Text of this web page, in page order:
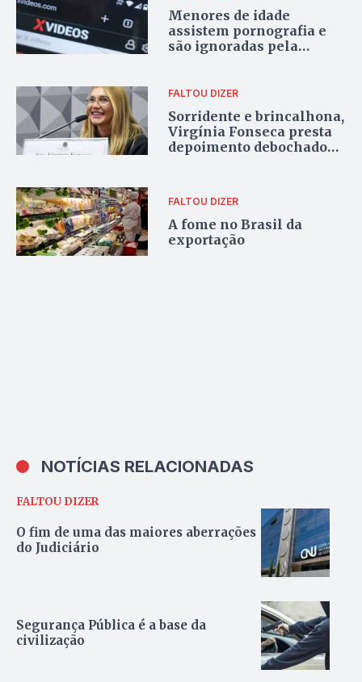
Menores de idade
assistem pornografia e
são ignoradas pela
FALTOU DIZER
Sorridente e brincalhona,
Virgínia Fonseca presta
depoimento debochado
FALTOU DIZER
A fome no Brasil da
exportação
NOTÍCIAS RELACIONADAS
FALTOU DIZER
O fim de uma das maiores aberrações
do Judiciário
Segurança Pública é a base da
civilização